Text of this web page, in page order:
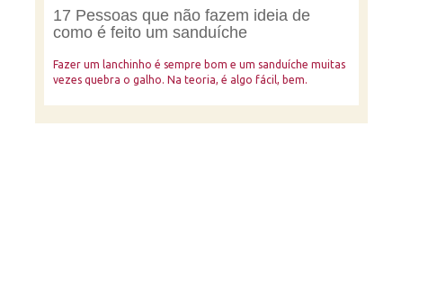
17 Pessoas que não fazem ideia de
como é feito um sanduíche
Fazer um lanchinho é sempre bom e um sanduíche muitas
vezes quebra o galho. Na teoria, é algo fácil, bem.